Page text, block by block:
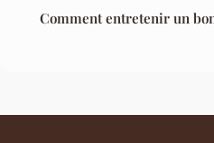
Comment entretenir un